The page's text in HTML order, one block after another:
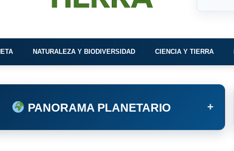
NATURALEZA Y BIODIVERSIDAD CIENCIA Y TIERRA
PANORAMA PLANETARIO +